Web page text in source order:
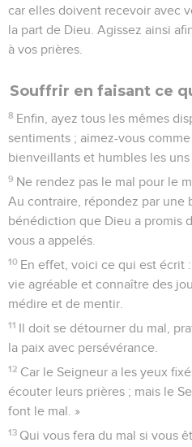
car elles doivent recevoir avec
la part de Dieu. Agissez ainsi
à vos prières.
Souffrir en faisant ce
8 Enfin, ayez tous les mêmes
sentiments ; aimez-vous
bienveillants et humbles les uns
9 Ne rendez pas le mal pour le
Au contraire, répondez par une
bénédiction que Dieu a promis
vous a appelés.
10 En effet, voici ce qui est écrit
vie agréable et connaître des
médire et de mentir.
11 Il doit se détourner du mal,
la paix avec persévérance.
12 Car le Seigneur a les yeux
écouter leurs prières ; mais le
font le mal. »
13 Qui vous fera du mal si vous